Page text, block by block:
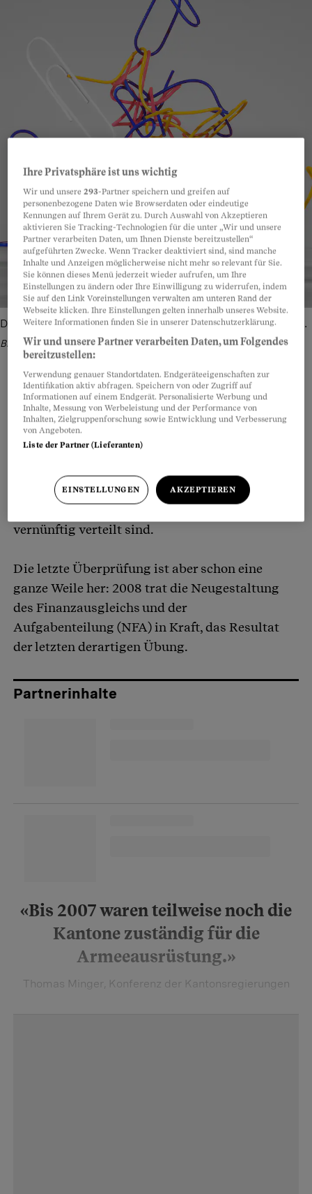
Die Verwaltung soll wieder entwirrt und neu sortiert werden.
Bild: Sebastian Mast/Connected Archives
Teilen Anhören Merken Kommentare
Artikel teilen
Ob man es glaubt oder nicht: Bürokratiemonster
Periodisch überprüfen Bund und Kantone, ob die
vernünftig verteilt sind.
Die letzte Überprüfung ist aber schon eine
ganze Weile her: 2008 trat die Neugestaltung
des Finanzausgleichs und der
Aufgabenteilung (NFA) in Kraft, das Resultat
der letzten derartigen Übung.
Partnerinhalte
«Bis 2007 waren teilweise noch die
Kantone zuständig für die
Armeeausrüstung.»
Thomas Minger, Konferenz der Kantonsregierungen
Ihre Privatsphäre ist uns wichtig
Wir und unsere293-Partner speichern und greifen auf
personenbezogene Daten wie Browserdaten oder eindeutige
Kennungen auf Ihrem Gerät zu. Durch Auswahl von Akzeptieren
aktivieren Sie Tracking-Technologien für die unter „Wir und unsere
Partner verarbeiten Daten, um Ihnen Dienste bereitzustellen“
aufgeführten Zwecke. Wenn Tracker deaktiviert sind, sind manche
Inhalte und Anzeigen möglicherweise nicht mehr so relevant für Sie.
Sie können dieses Menü jederzeit wieder aufrufen, um Ihre
Einstellungen zu ändern oder Ihre Einwilligung zu widerrufen, indem
Sie auf den Link Voreinstellungen verwalten am unteren Rand der
Webseite klicken. Ihre Einstellungen gelten innerhalb unseres Website.
Weitere Informationen finden Sie in unserer Datenschutzerklärung.
Wir und unsere Partner verarbeiten Daten, um Folgendes
bereitzustellen:
Verwendung genauer Standortdaten. Endgeräteeigenschaften zur
Identifikation aktiv abfragen. Speichern von oder Zugriff auf
Informationen auf einem Endgerät. Personalisierte Werbung und
Inhalte, Messung von Werbeleistung und der Performance von
Inhalten, Zielgruppenforschung sowie Entwicklung und Verbesserung
von Angeboten.
Liste der Partner (Lieferanten)
EINSTELLUNGEN AKZEPTIEREN